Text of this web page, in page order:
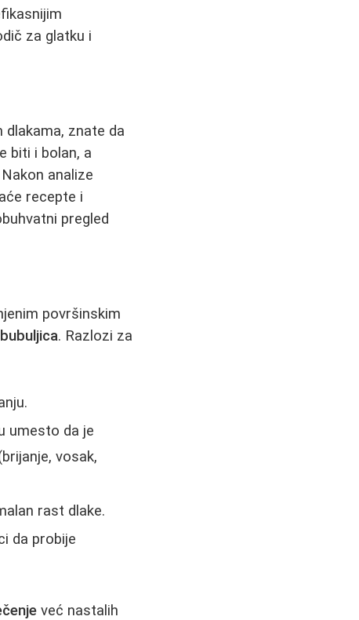
za glatku i
znate da
biti i bolan, a
analize
recepte i
pregled
površinskim
. Razlozi za
umesto da je
vosak,
rast dlake.
da probije
već nastalih